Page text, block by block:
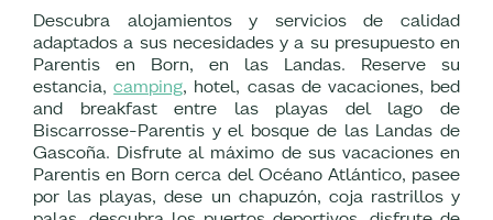
Descubra alojamientos y servicios de calidad
adaptados a sus necesidades y a su presupuesto en
Parentis en Born, en las Landas. Reserve su
estancia,camping, hotel, casas de vacaciones, bed
and breakfast entre las playas del lago de
Biscarrosse-Parentis y el bosque de las Landas de
Gascoña. Disfrute al máximo de sus vacaciones en
Parentis en Born cerca del Océano Atlántico, pasee
por las playas, dese un chapuzón, coja rastrillos y